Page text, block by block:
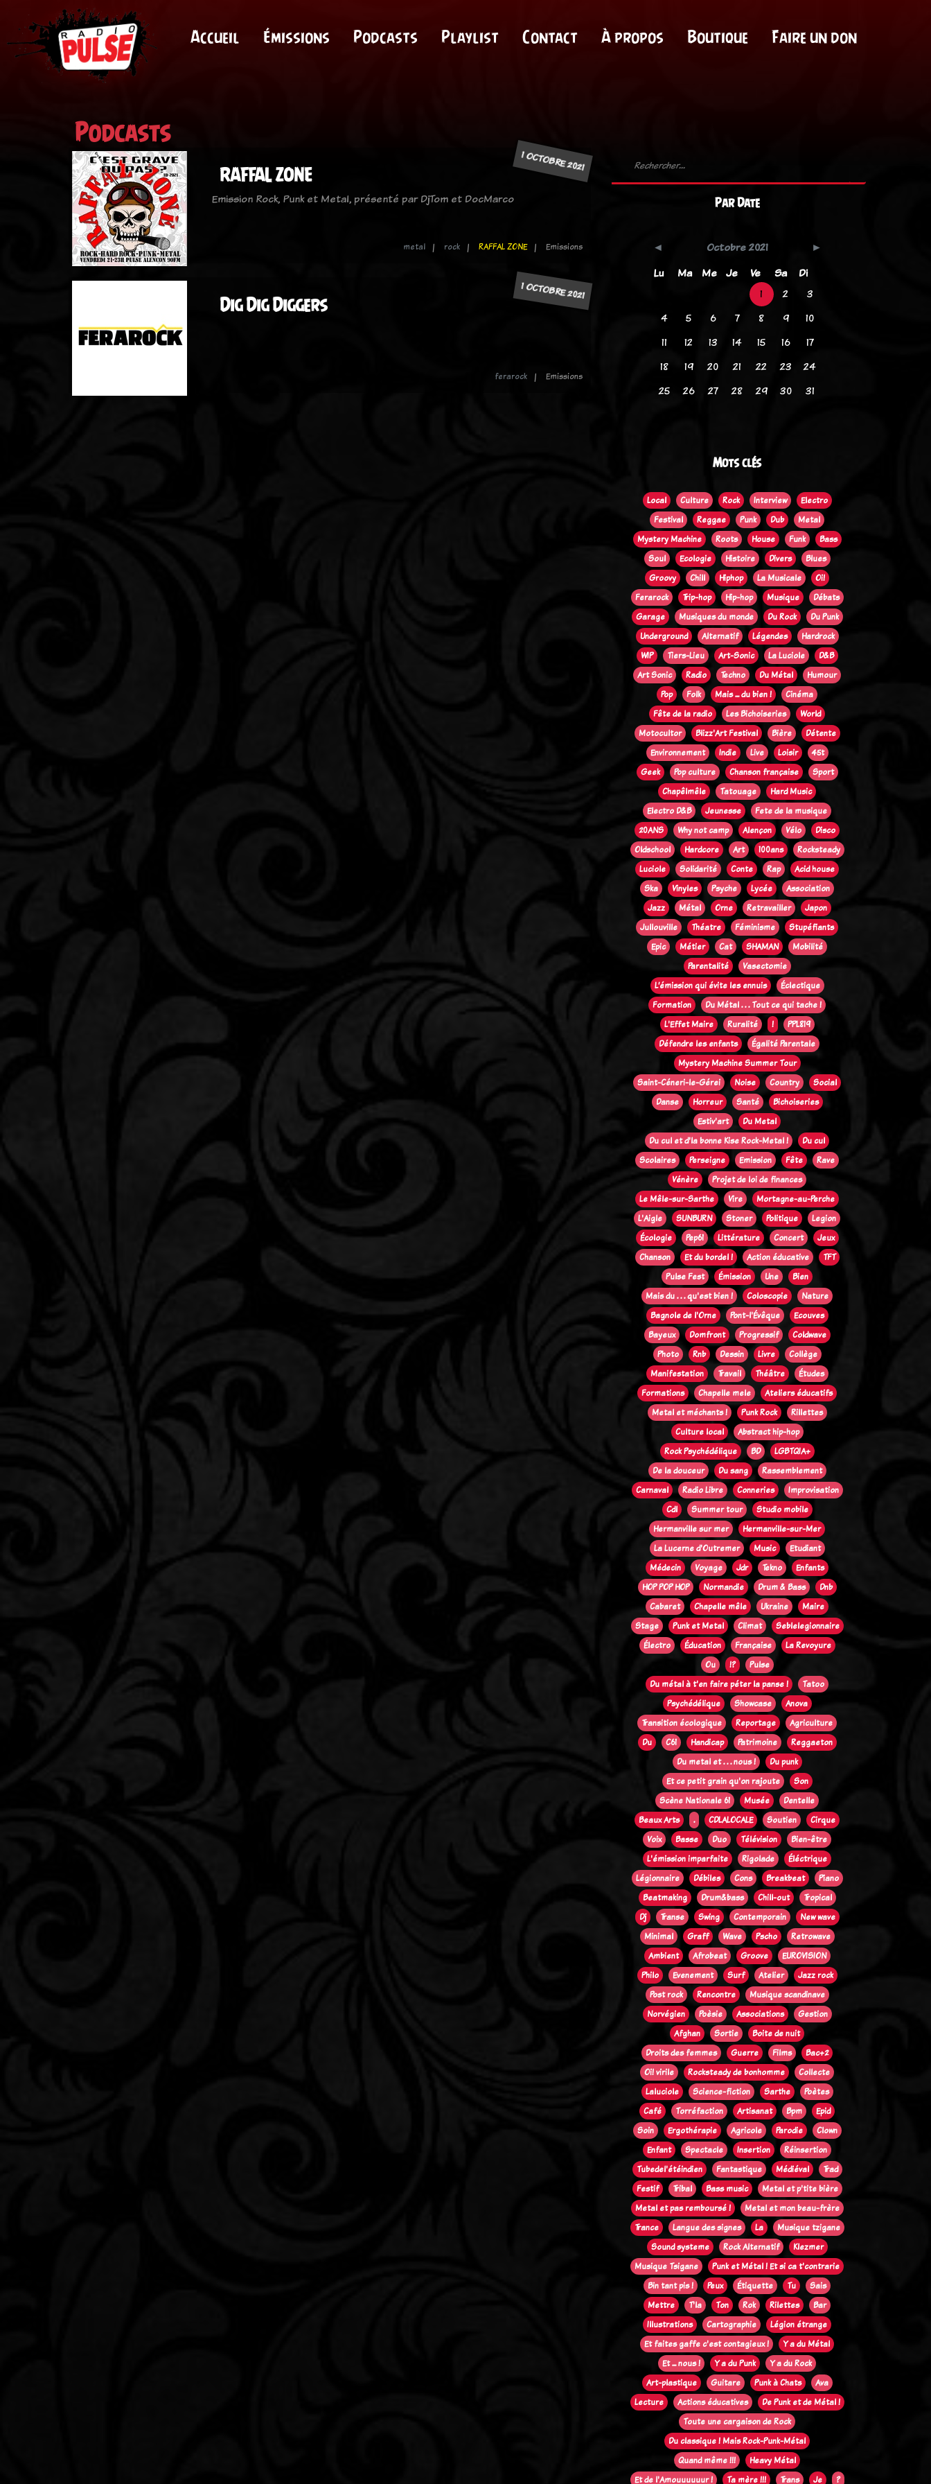
Accueil Émissions Podcasts Playlist Contact À propos Boutique Faire un don
Podcasts
1 OCTOBRE 2021
RAFFAL ZONE
Emission Rock, Punk et Metal, présenté par DjTom et DocMarco
metal rock RAFFAL ZONE Emissions
1 OCTOBRE 2021
Dig Dig Diggers
ferarock Emissions
Par Date
Octobre 2021
Lu
Ma Me Je Ve Sa
Di
1
2
3
4
5 6 7 8 9
10
11
12 13 14 15 16
17
18
19 20 21 22 23
24
25
26 27 28 29 30 31
Mots clés
Local Culture Rock Interview
Electro
Festival
Reggae Punk Dub
Metal
Mystery Machine
Roots House Funk
Bass
Soul
Ecologie Histoire Divers
Blues
Groovy
Chill Hiphop La Musicale
Oi!
Ferarock
Trip-hop Hip-hop Musique
Débats
Garage
Musiques du monde Du Rock
Du Punk
Underground
Alternatif Légendes
Hardrock
WIP
Tiers-Lieu Art-Sonic La Luciole
D&B
Art Sonic
Radio Techno Du Métal
Humour
Pop
Folk Mais ... du bien !
Cinéma
Fête de la radio
Les Bichoiseries
World
Motocultor
Blizz'Art Festival Bière
Détente
Environnement
Indie Live Loisir
45t
Geek
Pop culture Chanson française
Sport
Chapêlmêle
Tatouage
Hard Music
Electro D&B
Jeunesse
Fete de la musique
20ANS
Why not camp Alençon Vélo
Disco
Oldschool
Hardcore Art 100ans
Rocksteady
Luciole
Solidarité Conte Rap
Acid house
Ska
Vinyles Psyche Lycée
Association
Jazz
Métal Orne Retravailler
Japon
Jullouville
Théatre Féminisme
Stupéfiants
Epic
Métier Cat SHAMAN
Mobilité
Parentalité
Vasectomie
L’émission qui évite les ennuis
Éclectique
Formation
Du Métal . . . Tout ce qui tache !
L'Effet Maire
Ruralité !
PPL819
Défendre les enfants
Égalité Parentale
Mystery Machine Summer Tour
Saint-Céneri-le-Gérei
Noise Country
Social
Danse
Horreur Santé
Bichoiseries
Estiv'art
Du Metal
Du cul et d'la bonne Kise Rock-Metal !
Du cul
Scolaires
Perseigne Emission Fête
Rave
Vénère
Projet de loi de finances
Le Mêle-sur-Sarthe
Vire
Mortagne-au-Perche
L'Aigle
SUNBURN Stoner Politique
Legion
Écologie
Pep61 Littérature Concert
Jeux
Chanson
Et du bordel ! Action éducative
TFT
Pulse Fest
Émission Une
Bien
Mais du . . . qu'est bien !
Coloscopie
Nature
Bagnole de l'Orne
Pont-l'Évêque
Ecouves
Bayeux
Domfront Progressif
Coldwave
Photo
Rnb Dessin Livre
Collège
Manifestation
Travail Théâtre
Études
Formations
Chapelle mele
Ateliers éducatifs
Metal et méchants !
Punk Rock
Rillettes
Culture local
Abstract hip-hop
Rock Psychédélique
BD
LGBTQIA+
De la douceur
Du sang
Rassemblement
Carnaval
Radio Libre Conneries
Improvisation
Cdl
Summer tour
Studio mobile
Hermanville sur mer
Hermanville-sur-Mer
La Lucerne d'Outremer
Music
Etudiant
Médecin
Voyage Jdr Tekno
Enfants
HOP POP HOP
Normandie Drum & Bass
Dnb
Cabaret
Chapelle mêle Ukraine
Maire
Stage
Punk et Metal Climat
Seblelegionnaire
Électro
Éducation Française
La Revoyure
Ou
!?
Pulse
Du métal à t'en faire péter la panse !
Tatoo
Psychédélique
Showcase
Anova
Transition écologique
Reportage
Agriculture
Du
C61 Handicap Patrimoine
Reggaeton
Du metal et . . . nous !
Du punk
Et ce petit grain qu'on rajoute
Son
Scène Nationale 61
Musée
Dentelle
Beaux Arts
. CDLALOCALE Soutien
Cirque
Voix
Basse Duo Télévision
Bien-être
L'émission imparfaite
Rigolade
Éléctrique
Légionnaire
Débiles Cons Breakbeat
Piano
Beatmaking
Drum&bass Chill-out
Tropical
Dj
Transe Swing Contemporain
New wave
Minimal
Graff Wave Pscho
Retrowave
Ambient
Afrobeat Groove
EUROVISION
Philo
Evenement Surf Atelier
Jazz rock
Post rock
Rencontre
Musique scandinave
Norvégien
Poèsie Associations
Gestion
Afghan
Sortie
Boite de nuit
Droits des femmes
Guerre Films
Bac+2
Oi! virile
Rocksteady de bonhomme
Collecte
Laluciole
Science-fiction Sarthe
Poètes
Café
Torréfaction Artisanat Bpm
Epid
Soin
Ergothérapie Agricole Parodie
Clown
Enfant
Spectacle Insertion
Réinsertion
Tubedel'étéindien
Fantastique Médiéval
Trad
Festif
Tribal Bass music
Metal et p'tite bière
Metal et pas remboursé !
Metal et mon beau-frère
Trance
Langue des signes La
Musique tzigane
Sound systeme
Rock Alternatif
Klezmer
Musique Tsigane
Punk et Métal ! Et si ca t'contrarie
Bin tant pis !
Peux Étiquette Tu
Sais
Mettre
T'la Ton Rok Rilettes
Bar
Illustrations
Cartographie
Légion étrange
Et faites gaffe c'est contagieux !
Y a du Métal
Et ... nous !
Y a du Punk
Y a du Rock
Art-plastique
Guitare Punk à Chats
Ava
Lecture
Actions éducatives
De Punk et de Métal !
Toute une cargaison de Rock
Du classique ! Mais Rock-Punk-Métal
Quand même !!!
Heavy Métal
Et de l'Amouuuuuur !
Ta mère !!! Trans Je ?